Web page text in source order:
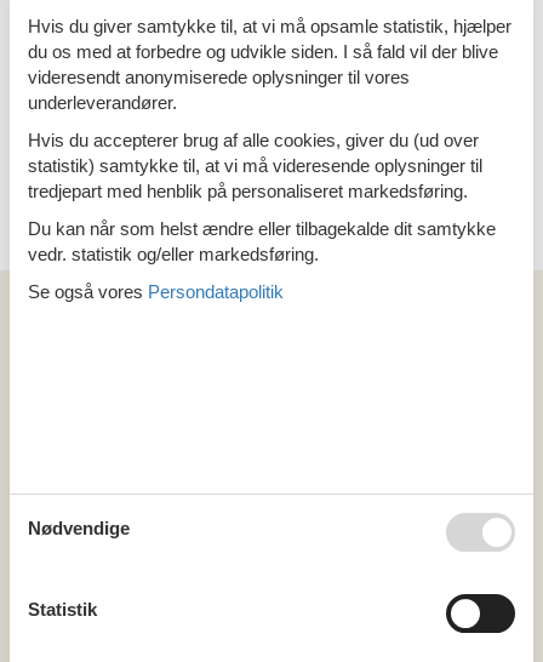
Emne nr.: 133-CCL177
Emne nr.: 310-
HR3750.202.1
Artikeltyper
Kroatien
Cesarica
Nehaj
Hvis du giver samtykke til, at vi må opsamle statistik, hjælper
du os med at forbedre og udvikle siden. I så fald vil der blive
videresendt anonymiserede oplysninger til vores
underleverandører.
Hvis du accepterer brug af alle cookies, giver du (ud over
statistik) samtykke til, at vi må videresende oplysninger til
tredjepart med henblik på personaliseret markedsføring.
Du kan når som helst ændre eller tilbagekalde dit samtykke
vedr. statistik og/eller markedsføring.
Se også vores Persondatapolitik
Nødvendige
Statistik